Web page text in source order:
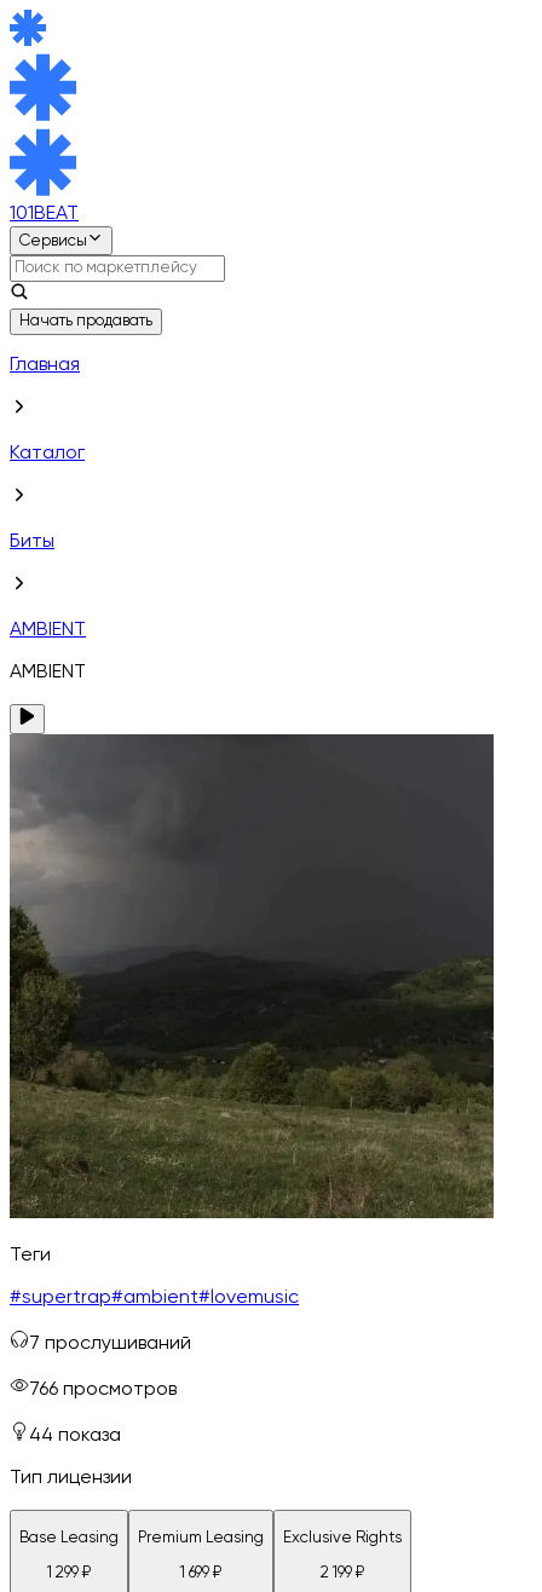
101BEAT
Сервисы
Начать продавать
Главная
Каталог
Биты
AMBIENT
AMBIENT
Теги
#supertrap#ambient# lovemusic
7 прослушиваний
766 просмотров
44 показа
Тип лицензии
Base Leasing
1 299₽
Premium Leasing
1 699₽
Exclusive Rights
2 199₽